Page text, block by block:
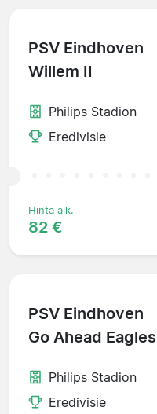
PSV Eindhoven
Willem II
Philips Stadion
Eredivisie
Hinta alk.
82 €
PSV Eindhoven
Go Ahead Eagles
Philips Stadion
Eredivisie